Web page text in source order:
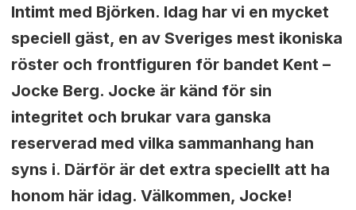
Intimt med Björken. Idag har vi en mycket
speciell gäst, en av Sveriges mest ikoniska
röster och frontfiguren för bandet Kent –
Jocke Berg. Jocke är känd för sin
integritet och brukar vara ganska
reserverad med vilka sammanhang han
syns i. Därför är det extra speciellt att ha
honom här idag. Välkommen, Jocke!